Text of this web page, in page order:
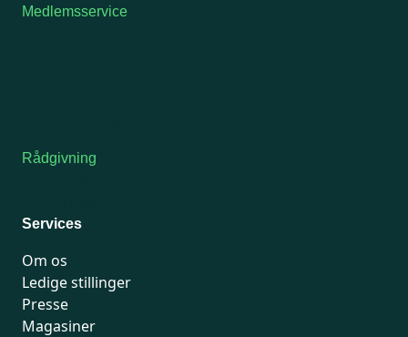
Medlemsservice
Rådgivning
Services
Om os
Ledige stillinger
Presse
Magasiner